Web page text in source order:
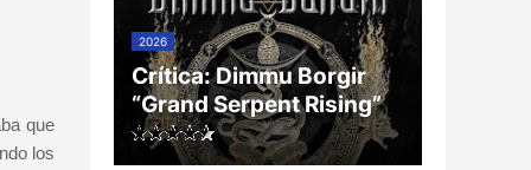
que
los
2026
Crítica: Dimmu Borgir
“Grand Serpent Rising”